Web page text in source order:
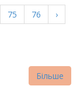
Page
75 Page
76
›
Більше